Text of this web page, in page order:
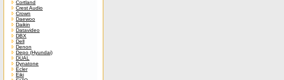
Cortland
Crest Audio
Crown
Daewoo
Daikin
Datavideo
DBX
Dell
Denon
Depo (Hyundai)
DUAL
Dynatone
Ecler
Eiki